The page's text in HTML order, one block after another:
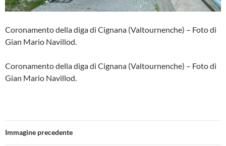
Coronamento della diga di Cignana (Valtournenche) – Foto di
Gian Mario Navillod.
Coronamento della diga di Cignana (Valtournenche) – Foto di
Gian Mario Navillod.
Immagine precedente